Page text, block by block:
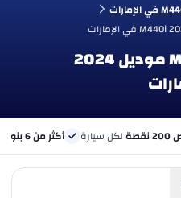
سيارة بي ام دبليو M440i موديل 2024
لكل سيارة أكثر من 6 بنوك